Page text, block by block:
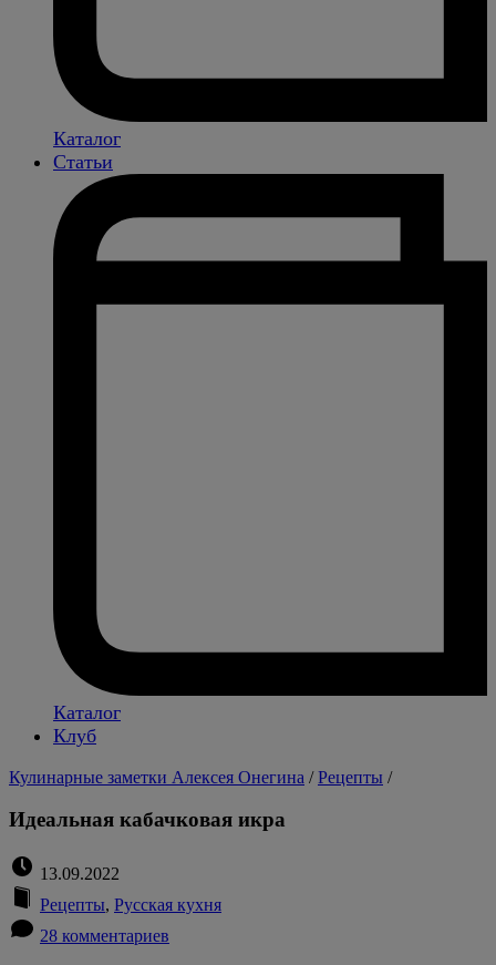
Каталог
Статьи
Каталог
Клуб
Кулинарные заметки Алексея Онегина /Рецепты /
Идеальная кабачковая икра
13.09.2022
Рецепты, Русская кухня
28 комментариев